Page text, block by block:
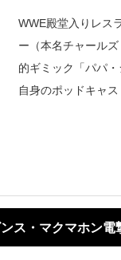
WWE殿堂入りレス
ー（本名チャール
的ギミック「パパ
自身のポッドキャス
ス・マクマホン